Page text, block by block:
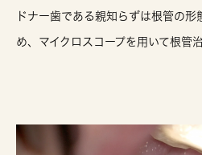
ドナー歯である親知らずは根管の
め、マイクロスコープを用いて根管